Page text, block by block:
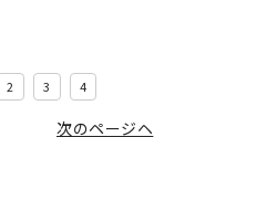
2 3 4
次のページヘ